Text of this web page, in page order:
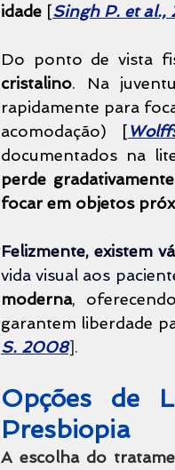
idade [Singh P. et al.,
cristalino. Na
rapidamente para
acomodação) [
documentados na
perde
focar em objetos
Felizmente, existem
vida visual aos
moderna,
garantem liberdade
S. 2008].
Opções de
Presbiopia
A escolha do